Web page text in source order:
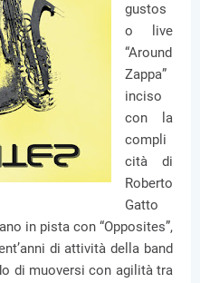
gustos
o live
“Around
Zappa”
inciso
con la
compli
cità di
Roberto
Gatto
in pista con “Opposites”,
di attività della band
di muoversi con agilità tra